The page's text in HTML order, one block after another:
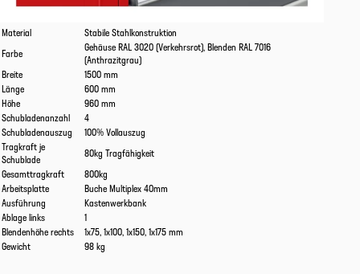
Eigenschaften
Material
Stabile Stahlkonstruktion
Farbe
Gehäuse RAL 3020 (Verkehrsrot), Blenden RAL 7016
(Anthrazitgrau)
Breite
1500 mm
Länge
600 mm
Höhe
960 mm
Schubladenanzahl
4
Schubladenauszug
100% Vollauszug
Tragkraft je
Schublade
80kg Tragfähigkeit
Gesamttragkraft
800kg
Arbeitsplatte
Buche Multiplex 40mm
Ausführung
Kastenwerkbank
Ablage links
1
Blendenhöhe rechts
1x75, 1x100, 1x150, 1x175 mm
Gewicht
98 kg